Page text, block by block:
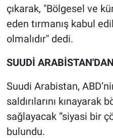
çıkarak, "Bölgesel ve
eden tırmanış kabul
olmalıdır" dedi.
SUUDİ
Suudi Arabistan,
saldırılarını kınayarak
sağlayacak “siyasi bir
bulundu.